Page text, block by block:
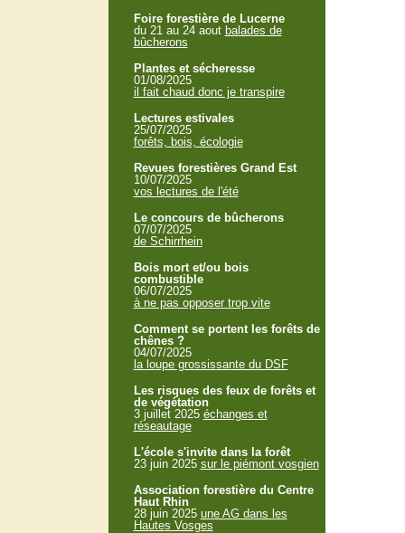
Foire forestière de Lucerne
du 21 au 24 aout balades de
bûcherons
Plantes et sécheresse
01/08/2025
il fait chaud donc je transpire
Lectures estivales
25/07/2025
forêts, bois, écologie
Revues forestières Grand Est
10/07/2025
vos lectures de l'été
Le concours de bûcherons
07/07/2025
de Schirrhein
Bois mort et/ou bois
combustible
06/07/2025
à ne pas opposer trop vite
Comment se portent les forêts de
chênes ?
04/07/2025
la loupe grossissante du DSF
Les risques des feux de forêts et
de végétation
3 juillet 2025 échanges et
réseautage
L'école s'invite dans la forêt
23 juin 2025 sur le piémont vosgien
Association forestière du Centre
Haut Rhin
28 juin 2025 une AG dans les
Hautes Vosges